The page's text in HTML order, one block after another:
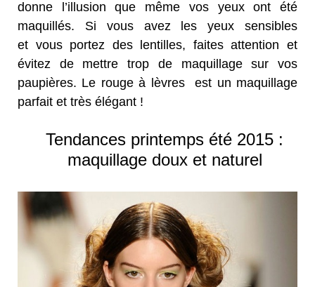
donne l’illusion que même vos yeux ont été
maquillés. Si vous avez les yeux sensibles
et vous portez des lentilles, faites attention et
évitez de mettre trop de maquillage sur vos
paupières. Le rouge à lèvres est un maquillage
parfait et très élégant !
Tendances printemps été 2015 :
maquillage doux et naturel